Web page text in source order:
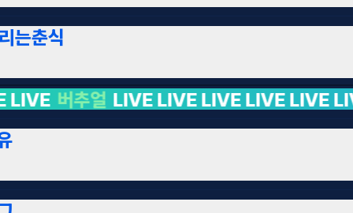
는춘식
LIVE LIVE LIVE LIVE LIVE LIVE LIVE